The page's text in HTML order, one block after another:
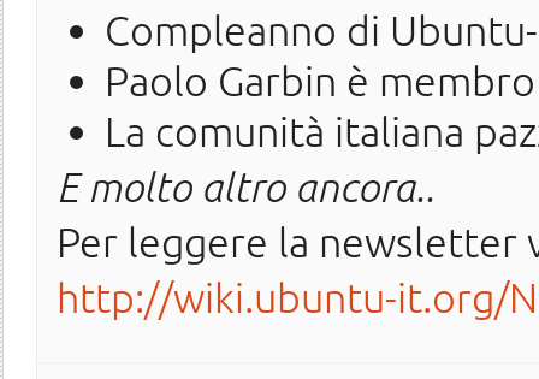
Compleanno di
Paolo Garbin è
La comunità italiana
E molto altro ancora..
Per leggere la newsletter
http://wiki.ubuntu-it.org/